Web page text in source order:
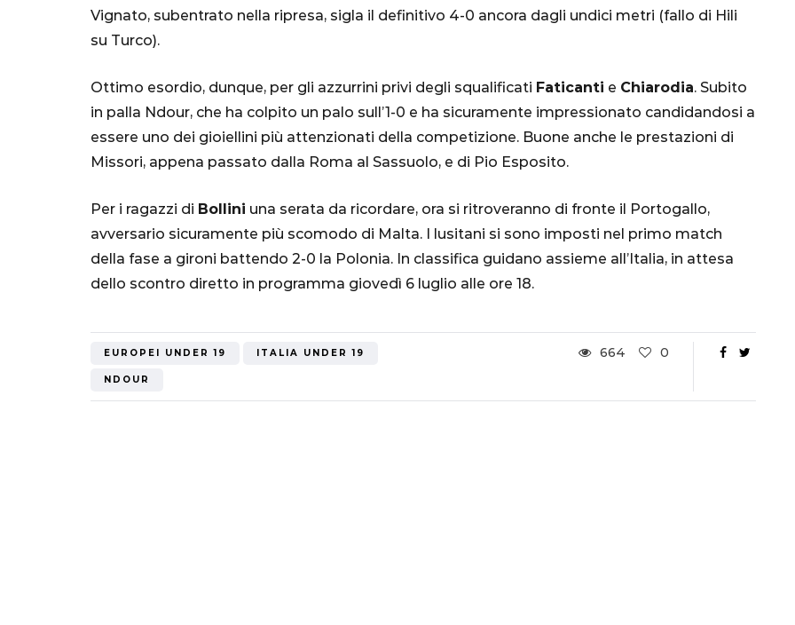
Vignato, subentrato nella ripresa, sigla il definitivo 4-0 ancora dagli undici metri (fallo di Hili
su Turco).
Ottimo esordio, dunque, per gli azzurrini privi degli squalificati Faticanti e Chiarodia. Subito
in palla Ndour, che ha colpito un palo sull’1-0 e ha sicuramente impressionato candidandosi a
essere uno dei gioiellini più attenzionati della competizione. Buone anche le prestazioni di
Missori, appena passato dalla Roma al Sassuolo, e di Pio Esposito.
Per i ragazzi di Bollini una serata da ricordare, ora si ritroveranno di fronte il Portogallo,
avversario sicuramente più scomodo di Malta. I lusitani si sono imposti nel primo match
della fase a gironi battendo 2-0 la Polonia. In classifica guidano assieme all’Italia, in attesa
dello scontro diretto in programma giovedì 6 luglio alle ore 18.
EUROPEI UNDER 19 ITALIA UNDER 19
NDOUR
664 0
"Bayern? Pensa
all'Inter e al
Mondiale"
Qatar 2022, Brasile
già qualificato agli
Ottavi di Finale